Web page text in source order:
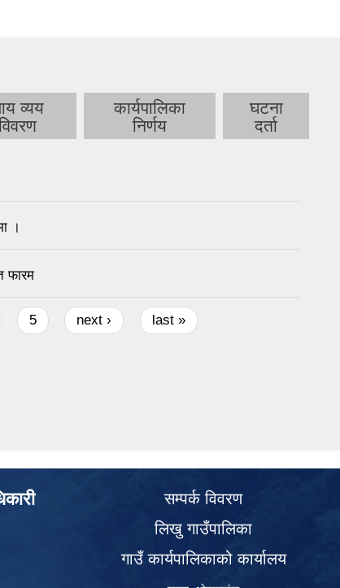
व्यय
कार्यपालिका
निर्णय
घटना
दर्ता
।
फारम
5 next › last »
सम्पर्क विवरण
लिखु गाउँपालिका
गाउँ कार्यपालिकाको कार्यालय